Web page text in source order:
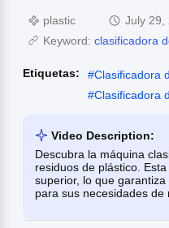
plastic
July 29,
Keyword: clasificadora
Etiquetas: #Clasificadora
#Clasificadora
Video Description:
Descubra la máquina
residuos de plástico.
superior, lo que
para sus necesidades de